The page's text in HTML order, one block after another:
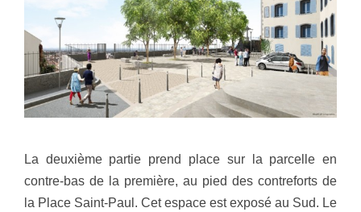
La deuxième partie prend place sur la parcelle en
contre-bas de la première, au pied des contreforts de
la Place Saint-Paul. Cet espace est exposé au Sud. Le